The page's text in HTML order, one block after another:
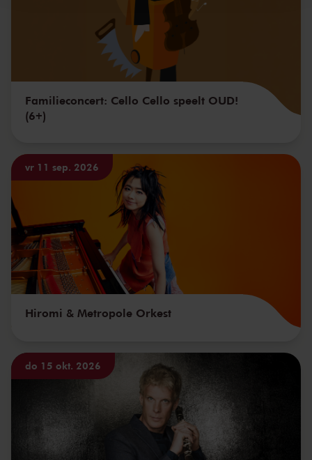
Familieconcert: Cello Cello speelt OUD!
(6+)
vr 11 sep. 2026
Hiromi & Metropole Orkest
do 15 okt. 2026